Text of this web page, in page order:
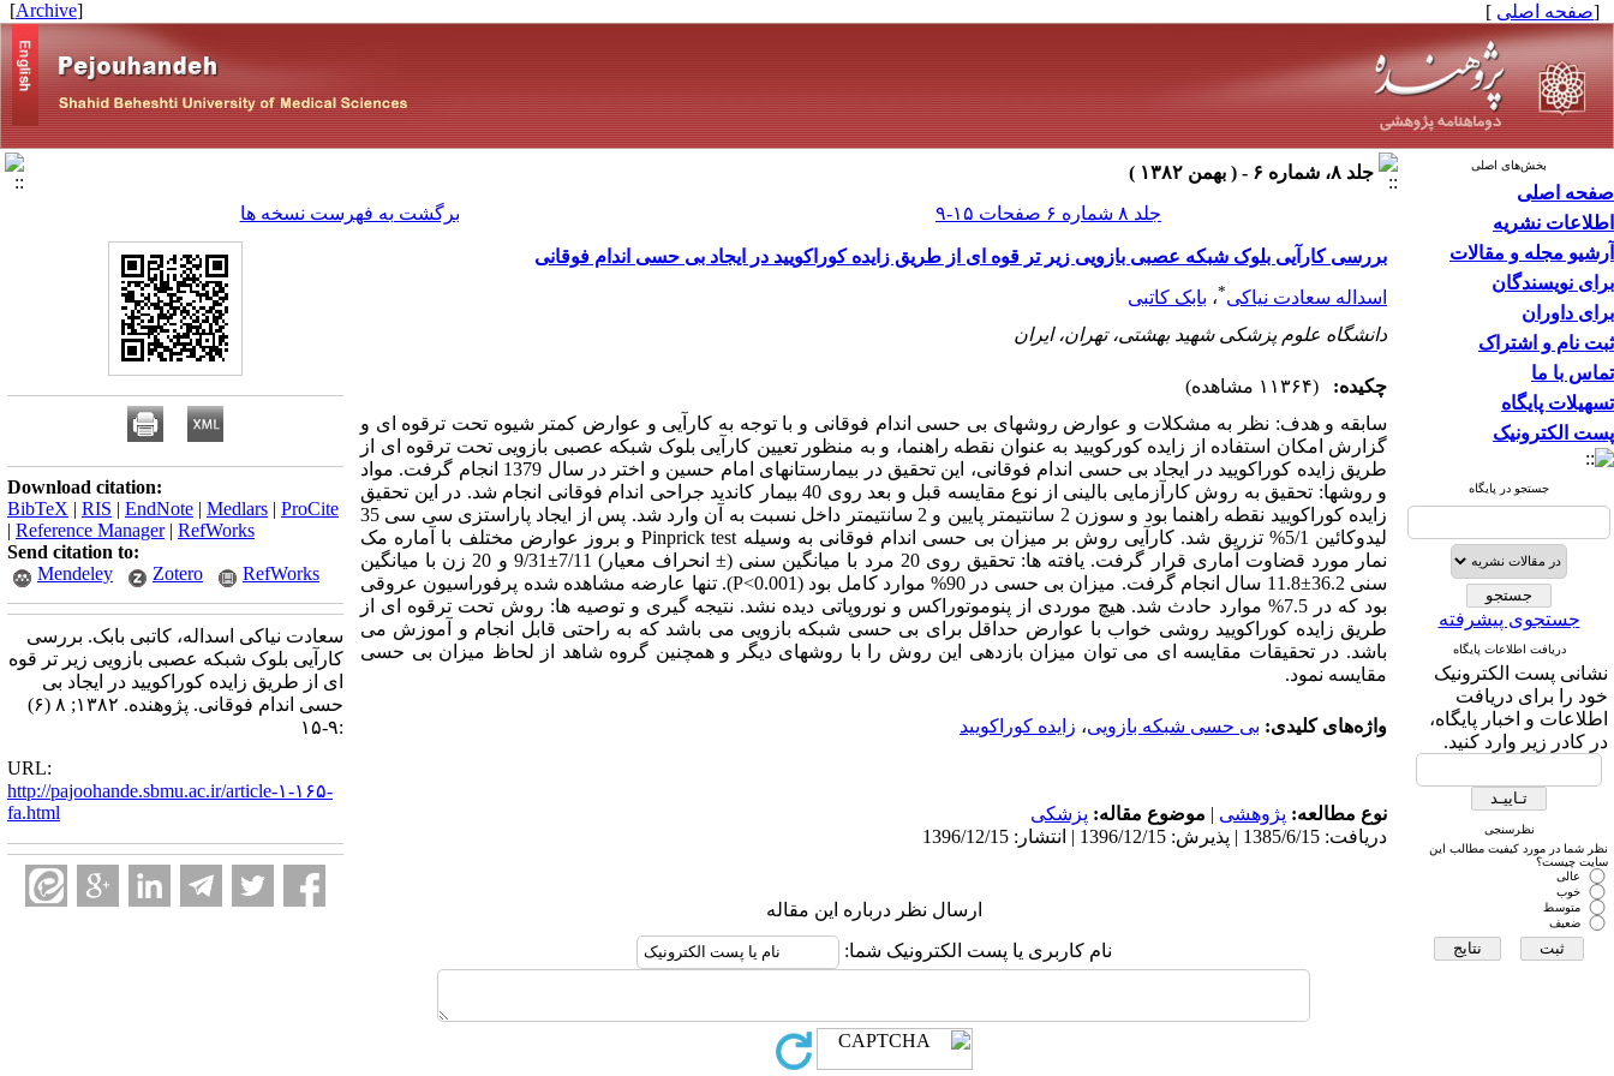
[صفحه اصلی ]
[
Archive
]
بخش‌های اصلی
صفحه اصلی
اطلاعات نشریه
آرشیو مجله و مقالات
برای نویسندگان
برای داوران
ثبت نام و اشتراک
تماس با ما
تسهیلات پایگاه
پست الکترونیک
جستجو در پایگاه
جستجوی پیشرفته
دریافت اطلاعات پایگاه
نشانی پست الکترونیک
خود را برای دریافت
اطلاعات و اخبار پایگاه،
در کادر زیر وارد کنید.
نظرسنجی
نظر شما در مورد کیفیت مطالب این
سایت چیست؟
عالی
خوب
متوسط
ضعیف
جلد ۸، شماره ۶ - ( بهمن ۱۳۸۲ )
جلد ۸ شماره ۶ صفحات ۱۵-۹
برگشت به فهرست نسخه ها
بررسی کارآیی بلوک شبکه عصبی بازویی زیر تر قوه ای از طریق زایده کوراکویید در ایجاد بی حسی اندام فوقانی
اسداله سعادت نیاکی*، بابک کاتبی
دانشگاه علوم پزشکی شهید بهشتی، تهران، ایران
چکیده:
(۱۱۳۶۴ مشاهده)
سابقه و هدف: نظر به مشکلات و عوارض روشهای بی حسی اندام فوقانی و با توجه به کارآیی و عوارض کمتر شیوه تحت ترقوه ای و
گزارش امکان استفاده از زایده کورکویید به عنوان نقطه راهنما، و به منظور تعیین کارآیی بلوک شبکه عصبی بازویی تحت ترقوه ای از
طریق زایده کوراکویید در ایجاد بی حسی اندام فوقانی، این تحقیق در بیمارستانهای امام حسین و اختر در سال 1379 انجام گرفت. مواد
و روشها: تحقیق به روش کارآزمایی بالینی از نوع مقایسه قبل و بعد روی 40 بیمار کاندید جراحی اندام فوقانی انجام شد. در این تحقیق
زایده کوراکویید نقطه راهنما بود و سوزن 2 سانتیمتر پایین و 2 سانتیمتر داخل نسبت به آن وارد شد. پس از ایجاد پاراستزی سی سی 35
لیدوکائین 5/1% تزریق شد. کارآیی روش بر میزان بی حسی اندام فوقانی به وسیله Pinprick test و بروز عوارض مختلف با آماره مک
نمار مورد قضاوت آماری قرار گرفت. یافته ها: تحقیق روی 20 مرد با میانگین سنی (± انحراف معیار) 7/11±9/31 و 20 زن با میانگین
سنی 36.2±11.8 سال انجام گرفت. میزان بی حسی در 90% موارد کامل بود (P<0.001). تنها عارضه مشاهده شده پرفوراسیون عروقی
بود که در 7.5% موارد حادث شد. هیچ موردی از پنوموتوراکس و نوروپاتی دیده نشد. نتیجه گیری و توصیه ها: روش تحت ترقوه ای از
طریق زایده کوراکویید روشی خواب با عوارض حداقل برای بی حسی شبکه بازویی می باشد که به راحتی قابل انجام و آموزش می
باشد. در تحقیقات مقایسه ای می توان میزان بازدهی این روش را با روشهای دیگر و همچنین گروه شاهد از لحاظ میزان بی حسی
مقایسه نمود.
واژه‌های کلیدی: بی حسی شبکه بازویی، زایده کوراکویید
نوع مطالعه: پژوهشی | موضوع مقاله: پزشکی
دریافت: 1385/6/15 | پذیرش: 1396/12/15 | انتشار: 1396/12/15
ارسال نظر درباره این مقاله
نام کاربری یا پست الکترونیک شما:
Download citation:
BibTeX | RIS | EndNote | Medlars | ProCite
| Reference Manager| RefWorks
Send citation to:
Mendeley
Zotero RefWorks
سعادت نیاکی اسداله، کاتبی بابک. بررسی
کارآیی بلوک شبکه عصبی بازویی زیر تر قوه
ای از طریق زایده کوراکویید در ایجاد بی
حسی اندام فوقانی. پژوهنده. ۱۳۸۲; ۸ (۶)
:۹-۱۵
URL:
http://pajoohande.sbmu.ac.ir/article-۱-۱۶۵-
fa.html